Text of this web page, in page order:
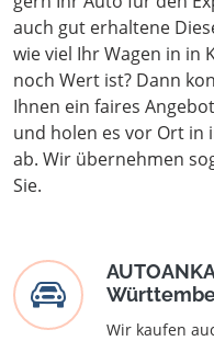
auch gut erhaltene
wie viel Ihr Wagen in in
noch Wert ist? Dann
Ihnen ein faires
und holen es vor Ort in
ab. Wir übernehmen
Sie.
Wir kaufen